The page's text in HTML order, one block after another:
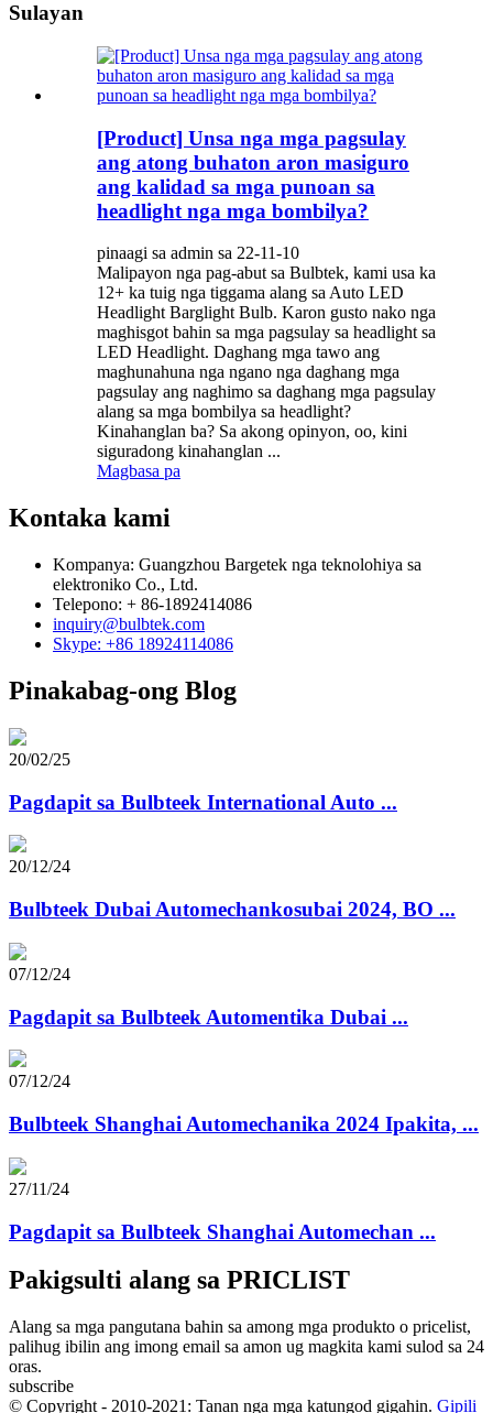
Sulayan
[Product] Unsa nga mga pagsulay
ang atong buhaton aron masiguro
ang kalidad sa mga punoan sa
headlight nga mga bombilya?
pinaagi sa admin sa 22-11-10
Malipayon nga pag-abut sa Bulbtek, kami usa ka
12+ ka tuig nga tiggama alang sa Auto LED
Headlight Barglight Bulb. Karon gusto nako nga
maghisgot bahin sa mga pagsulay sa headlight sa
LED Headlight. Daghang mga tawo ang
maghunahuna nga ngano nga daghang mga
pagsulay ang naghimo sa daghang mga pagsulay
alang sa mga bombilya sa headlight?
Kinahanglan ba? Sa akong opinyon, oo, kini
siguradong kinahanglan ...
Magbasa pa
Kontaka kami
Kompanya: Guangzhou Bargetek nga teknolohiya sa
elektroniko Co., Ltd.
Telepono: + 86-1892414086
inquiry@bulbtek.com
Skype: +86 18924114086
Pinakabag-ong Blog
20/02/25
Pagdapit sa Bulbteek International Auto ...
20/12/24
Bulbteek Dubai Automechankosubai 2024, BO ...
07/12/24
Pagdapit sa Bulbteek Automentika Dubai ...
07/12/24
Bulbteek Shanghai Automechanika 2024 Ipakita, ...
27/11/24
Pagdapit sa Bulbteek Shanghai Automechan ...
Pakigsulti alang sa PRICLIST
Alang sa mga pangutana bahin sa among mga produkto o pricelist,
palihug ibilin ang imong email sa amon ug magkita kami sulod sa 24
oras.
subscribe
© Copyright - 2010-2021: Tanan nga mga katungod gigahin. Gipili